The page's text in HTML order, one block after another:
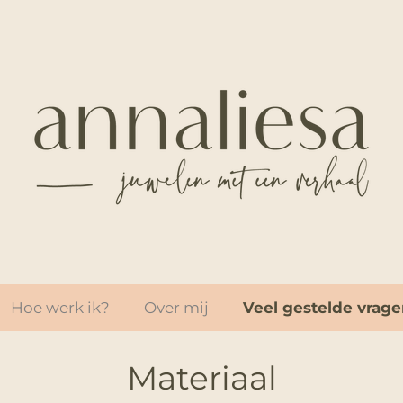
Hoe werk ik? Over mij Veel gestelde
Materiaal